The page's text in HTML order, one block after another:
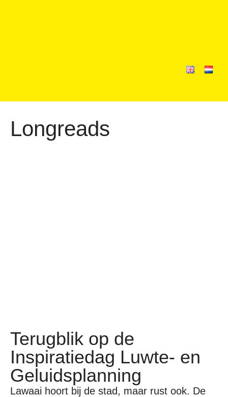
Longreads
Terugblik op de
Inspiratiedag Luwte- en
Geluidsplanning
Lawaai hoort bij de stad, maar rust ook. De